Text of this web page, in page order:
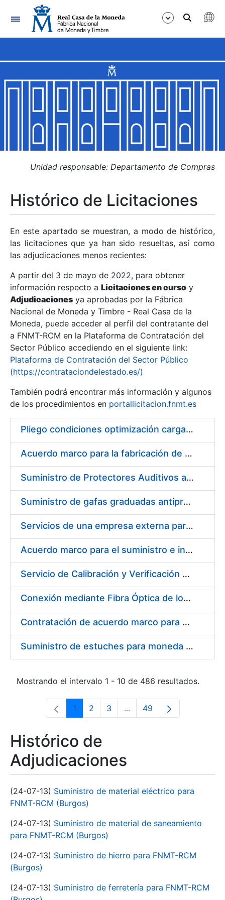
Navegación
Mostrar/Ocultar
Mostrar/Ocultar
Mostrar/Ocultar
Mostrar/Ocultar
Mostrar/Ocultar
Mostrar/Ocultar
Unidad responsable: Departamento de Compras
Histórico de Licitaciones
En este apartado se muestran, a modo de histórico,
las licitaciones que ya han sido resueltas, así como
las adjudicaciones menos recientes:
A partir del 3 de mayo de 2022, para obtener
información respecto a Licitaciones en curso y
Adjudicaciones ya aprobadas por la Fábrica
Nacional de Moneda y Timbre - Real Casa de la
Moneda, puede acceder al perfil del contratante del
a FNMT-RCM en la Plataforma de Contratación del
Sector Público accediendo en el siguiente link:
Plataforma de Contratación del Sector Público
(https://contrataciondelestado.es/)
También podrá encontrar más información y algunos
de los procedimientos en portallicitacion.fnmt.es
Pliego condiciones optimización cargas compras firmado
Acuerdo marco para la fabricación de piezas
Suministro de Protectores Auditivos a medida para las personas trabajadoras de los Centros de Trabajo de Madrid y Burgos
Suministro de gafas graduadas antiproyecciones para los trabajadores de la FNMT-RCM en los centros de trabajo de Madrid y Burgos
Servicios de una empresa externa para el asesoramiento y resolución de los recursos de alzada que se presentan relacionados con procesos de selección para la FNMT-RCM
Acuerdo marco para el suministro e instalación de persianas, estores y otros complementos
Servicio de Calibración y Verificación Externa de los Equipos de Medición del Servicio de Prevención de la FNMT-RCM
Conexión mediante Fibra Óptica de los Centros de Proceso de Datos (CPDs) de las sedes de la FNMT-RCM de Burgos y Madrid
Contratación de acuerdo marco para el Suministro de Material de Electricidad para la Fábrica Nacional de Moneda y Timbre-Real Casa de la Moneda en su centro de trabajo de Burgos
Suministro de estuches para moneda de 30 €
Mostrando el intervalo 1 - 10 de 486 resultados.
Página
1 Página
2 Página
3 ...Páginas intermedias Use
Página
49
Histórico de
Adjudicaciones
(24-07-13) Suministro de material eléctrico para
FNMT-RCM (Burgos)
(24-07-13) Suministro de material de saneamiento
para FNMT-RCM (Burgos)
(24-07-13) Suministro de hierro para FNMT-RCM
(Burgos)
(24-07-13) Suministro de ferretería para FNMT-RCM